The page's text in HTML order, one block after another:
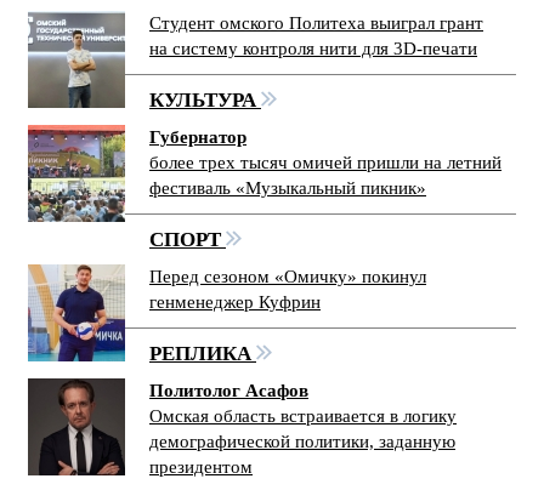
Студент омского Политеха выиграл грант
на систему контроля нити для 3D-печати
КУЛЬТУРА
Губернатор
более трех тысяч омичей пришли на летний
фестиваль «Музыкальный пикник»
СПОРТ
Перед сезоном «Омичку» покинул
генменеджер Куфрин
РЕПЛИКА
Политолог Асафов
Омская область встраивается в логику
демографической политики, заданную
президентом